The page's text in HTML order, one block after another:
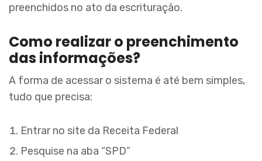
preenchidos no ato da escrituração.
Como realizar o preenchimento
das informações?
A forma de acessar o sistema é até bem simples,
tudo que precisa:
Entrar no site da Receita Federal
Pesquise na aba “SPD”